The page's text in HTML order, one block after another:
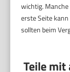
wichtig. Manche
erste Seite
sollten beim